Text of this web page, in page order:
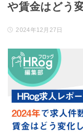
や賃金はどう
2024年12月27日